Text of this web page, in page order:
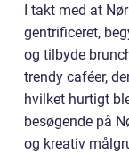
I takt med at
gentrificeret,
og tilbyde
trendy caféer,
hvilket hurtigt
besøgende på
og kreativ